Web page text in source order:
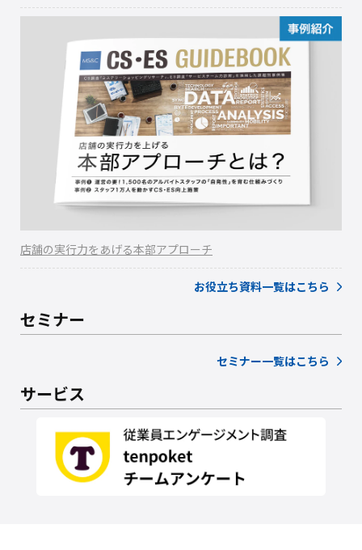
店舗の実行力をあげる本部アプローチ
お役立ち資料一覧はこちら
セミナー
セミナー一覧はこちら
サービス